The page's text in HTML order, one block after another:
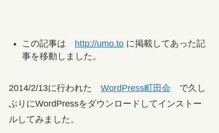
この記事は http://umo.toに掲載してあった記
事を移動しました。
2014/2/13に行われた WordPress町田会 で久し
ぶりにWordPressをダウンロードしてインストー
ルしてみました。